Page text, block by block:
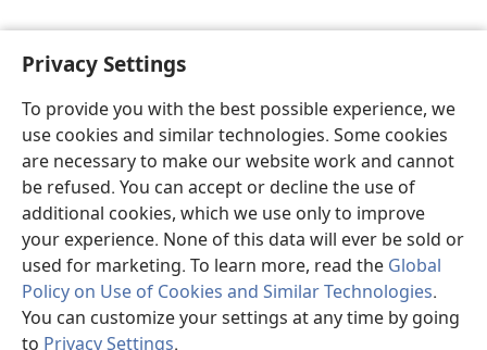
Privacy Settings
To provide you with the best possible experience, we
use cookies and similar technologies. Some cookies
are necessary to make our website work and cannot
be refused. You can accept or decline the use of
additional cookies, which we use only to improve
your experience. None of this data will ever be sold or
used for marketing. To learn more, read the Global
Policy on Use of Cookies and Similar Technologies.
You can customize your settings at any time by going
पिछला
इस प्रकाशन की कॉपीराइट
Copyright© 2026Watch Tower Bible and Tract Society of
Pennsylvania.
इस्तेमाल की शर्तें |गोपनीयता नीति| PRIVACY SETTINGS